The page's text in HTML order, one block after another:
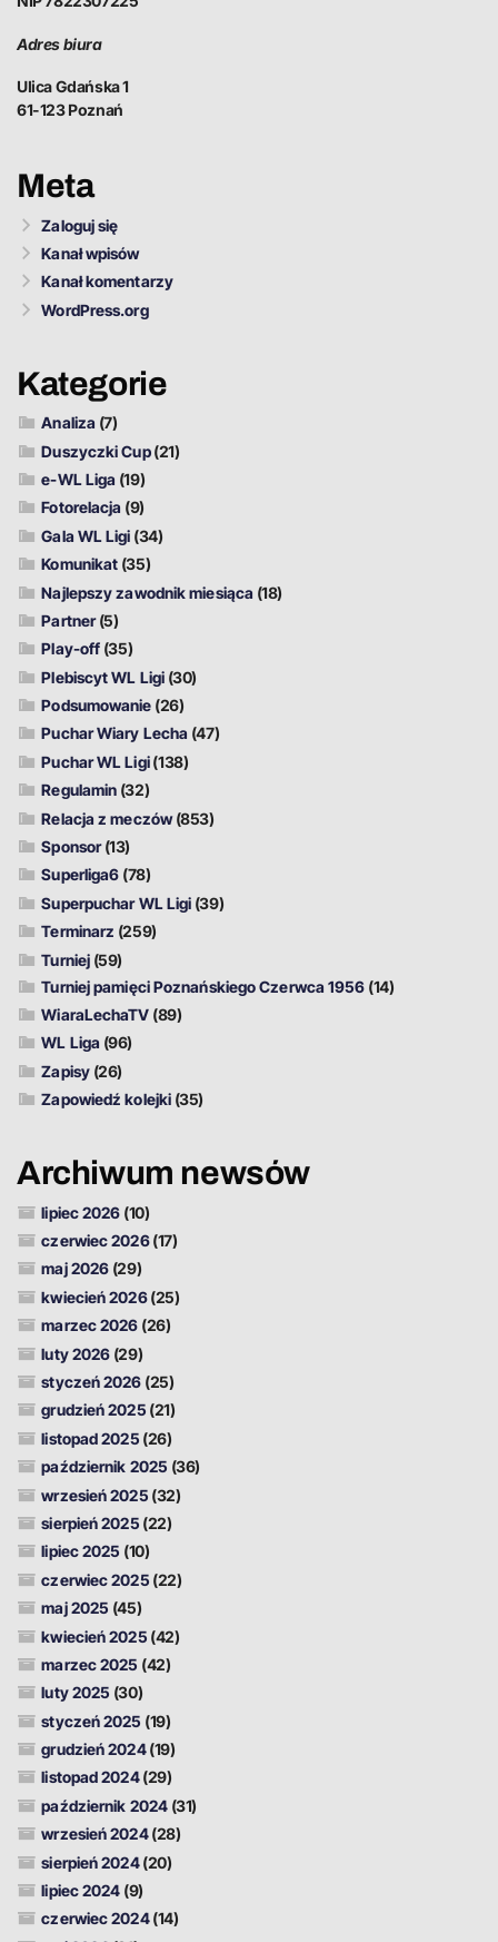
Adres biura
Ulica Gdańska 1
61-123 Poznań
Meta
Zaloguj się
Kanał wpisów
Kanał komentarzy
WordPress.org
Kategorie
Analiza (7)
Duszyczki Cup(21)
e-WL Liga (19)
Fotorelacja (9)
Gala WL Ligi (34)
Komunikat (35)
Najlepszy zawodnik miesiąca (18)
Partner(5)
Play-off (35)
Plebiscyt WL Ligi (30)
Podsumowanie (26)
Puchar Wiary Lecha (47)
Puchar WL Ligi(138)
Regulamin (32)
Relacja z meczów(853)
Sponsor(13)
Superliga6 (78)
Superpuchar WL Ligi (39)
Terminarz (259)
Turniej (59)
Turniej pamięci Poznańskiego Czerwca 1956 (14)
WiaraLechaTV (89)
WL Liga (96)
Zapisy(26)
Zapowiedź kolejki (35)
Archiwum newsów
lipiec 2026 (10)
czerwiec 2026(17)
maj 2026 (29)
kwiecień 2026(25)
marzec 2026 (26)
luty 2026 (29)
styczeń 2026 (25)
grudzień 2025 (21)
listopad 2025 (26)
październik 2025 (36)
wrzesień 2025 (32)
sierpień 2025 (22)
lipiec 2025 (10)
czerwiec 2025 (22)
maj 2025 (45)
kwiecień 2025 (42)
marzec 2025 (42)
luty 2025 (30)
styczeń 2025 (19)
grudzień 2024(19)
listopad 2024(29)
październik 2024(31)
wrzesień 2024(28)
sierpień 2024(20)
lipiec 2024 (9)
czerwiec 2024(14)